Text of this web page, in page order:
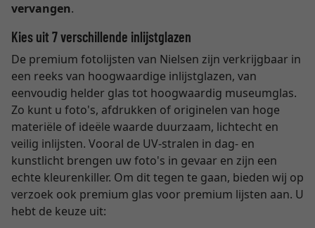
vervangen.
Kies uit 7 verschillende inlijstglazen
De premium fotolijsten van Nielsen zijn verkrijgbaar in
een reeks van hoogwaardige inlijstglazen, van
eenvoudig helder glas tot hoogwaardig museumglas.
Zo kunt u foto's, afdrukken of originelen van hoge
materiële of ideële waarde duurzaam, lichtecht en
veilig inlijsten. Vooral de UV-stralen in dag- en
kunstlicht brengen uw foto's in gevaar en zijn een
echte kleurenkiller. Om dit tegen te gaan, bieden wij op
verzoek ook premium glas voor premium lijsten aan. U
hebt de keuze uit: